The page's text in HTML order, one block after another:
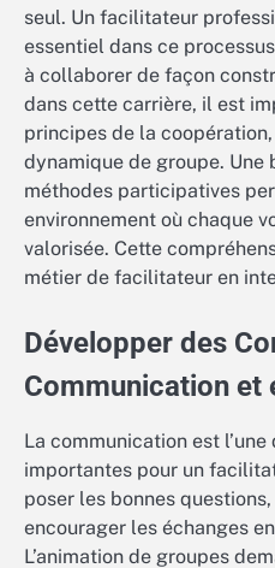
seul. Un facilitateur
essentiel dans ce
à collaborer de façon
dans cette carrière, il est
principes de la
dynamique de groupe. Une
méthodes participatives
environnement où chaque
valorisée. Cette
métier de facilitateur en
Développer des
Communication et
La communication est
importantes pour un
poser les bonnes
encourager les échanges
L’animation de groupes